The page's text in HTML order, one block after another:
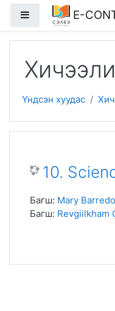
Үндсэн гарчигт очих
ХажуугийнE-
Үндсэн хуудас
10.
Багш: Mary Barredo
Багш: Revgiilkham